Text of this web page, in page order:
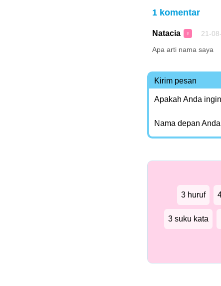
1 komentar
Natacia ♀ 21-
Apa arti nama saya
Kirim pesan
Apakah Anda
Nama depan Anda
3 huruf
3 suku kata